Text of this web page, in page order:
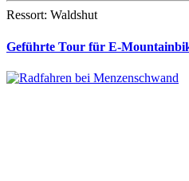
Ressort: Waldshut
Geführte Tour für E-